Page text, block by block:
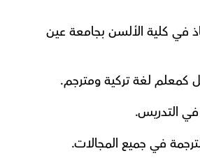
في جميع المجالات.